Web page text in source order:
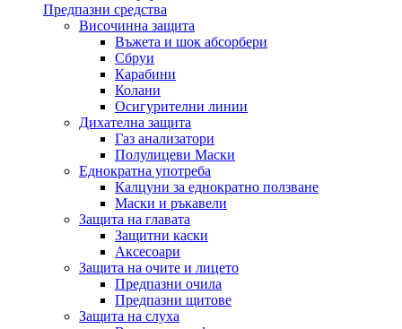
Предпазни средства
Височинна защита
Въжета и шок абсорбери
Сбруи
Карабини
Колани
Осигурителни линии
Дихателна защита
Газ анализатори
Полулицеви Маски
Еднократна употреба
Калцуни за еднократно ползване
Маски и ръкавели
Защита на главата
Защитни каски
Аксесоари
Защита на очите и лицето
Предпазни очила
Предпазни щитове
Защита на слуха